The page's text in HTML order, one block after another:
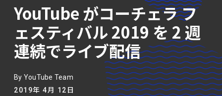
YouTube がコーチェラ フ
ェスティバル 2019 を 2 週
連続でライブ配信
By YouTube Team
2019年 4月 12日